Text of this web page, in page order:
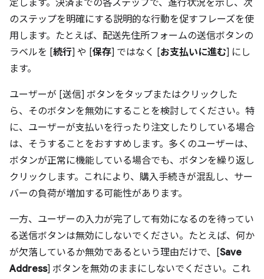
定します。決済までの各ステップで、進行状況を示し、次
のステップを明確にする説明的な行動を促すフレーズを使
用します。たとえば、配送先住所フォームの送信ボタンの
ラベルを [続行] や [保存] ではなく [お支払いに進む] にし
ます。
ユーザーが [送信] ボタンをタップまたはクリックした
ら、そのボタンを無効にすることを検討してください。特
に、ユーザーが支払いを行ったり注文したりしている場合
は、そうすることをおすすめします。多くのユーザーは、
ボタンが正常に機能している場合でも、ボタンを繰り返し
クリックします。これにより、購入手続きが混乱し、サー
バーの負荷が増加する可能性があります。
一方、ユーザーの入力が完了して有効になるのを待ってい
る送信ボタンは無効にしないでください。たとえば、何か
が欠落しているか無効であるという理由だけで、[Save
Address] ボタンを無効のままにしないでください。これ